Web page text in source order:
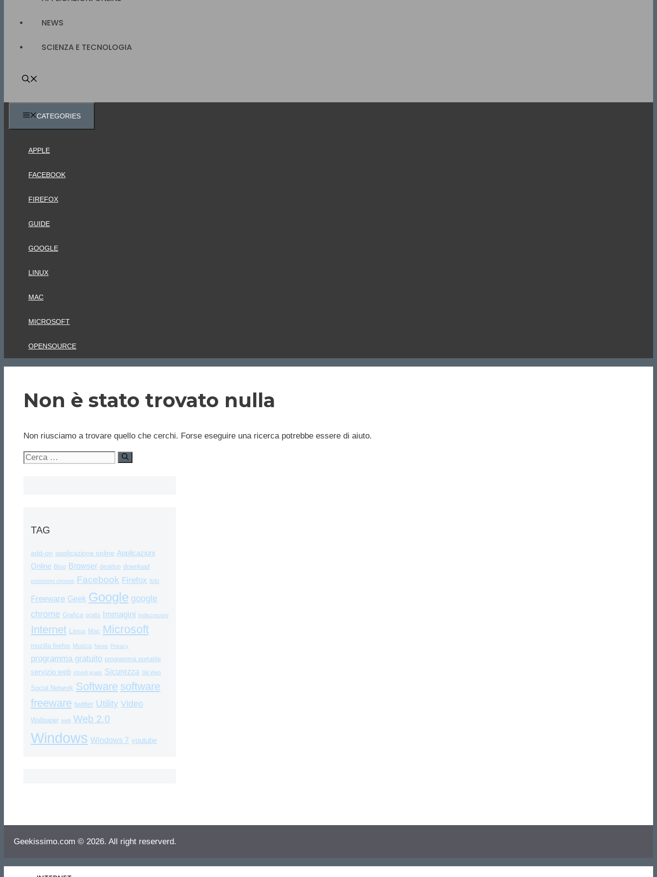
NEWS
SCIENZA E TECNOLOGIA
CATEGORIES
APPLE
FACEBOOK
FIREFOX
GUIDE
GOOGLE
LINUX
MAC
MICROSOFT
OPENSOURCE
Non è stato trovato nulla
Non riusciamo a trovare quello che cerchi. Forse eseguire una ricerca potrebbe essere di aiuto.
Ricerca
TAG
add-on applicazione online Applicazioni
Online Blog Browser desktop download
estensioni chrome Facebook Firefox foto
Freeware Geek Google google
chrome Grafica gratis Immagini Indiscrezioni
Internet Linux Mac Microsoft
mozilla firefox Musica News Privacy
programma gratuito programma portatile
servizio web sfondi gratis Sicurezza Siti Web
Social Network Software software
freeware twitter Utility Video
Wallpaper web Web 2.0
Windows Windows 7 youtube
Geekissimo.com © 2026. All right reserverd.